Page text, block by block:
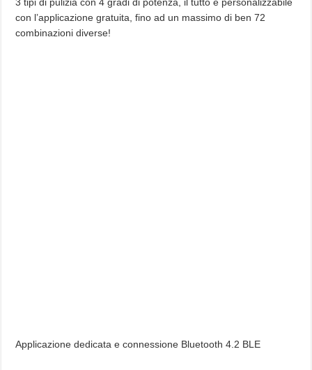
con l’applicazione gratuita, fino ad un massimo di ben 72
combinazioni diverse!
Applicazione dedicata e connessione Bluetooth 4.2 BLE